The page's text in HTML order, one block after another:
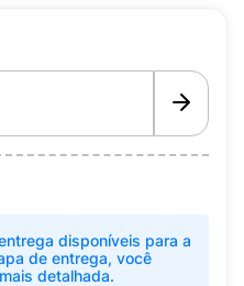
disponíveis para a
de entrega, você
detalhada.